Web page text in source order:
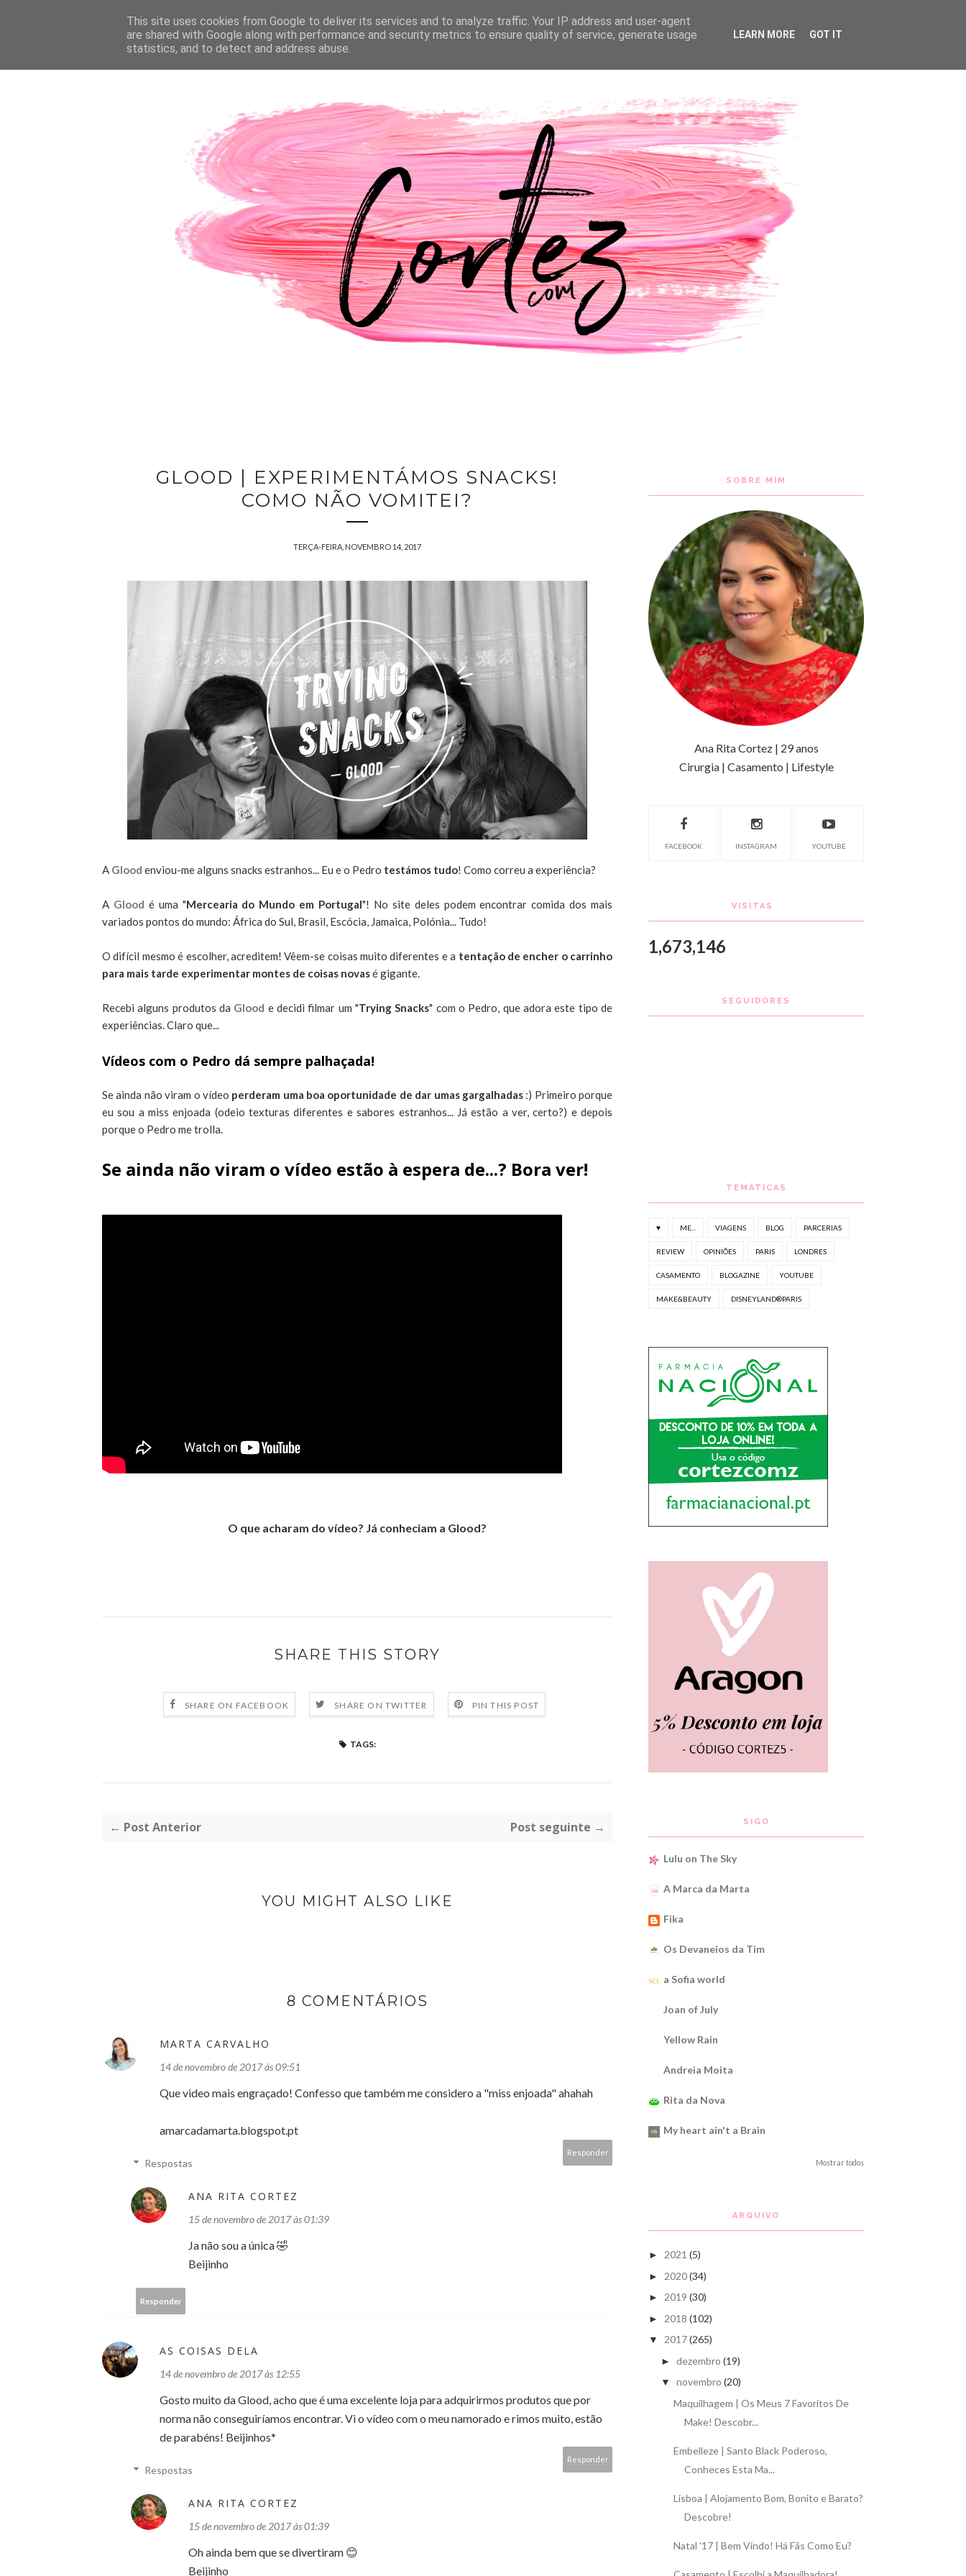
PÁGINA INICIAL SOBRE A AUTORA CONTACTOS PASSATEMPOS CASAMENTO
GLOOD | EXPERIMENTÁMOS SNACKS!
COMO NÃO VOMITEI?
TERÇA-FEIRA, NOVEMBRO 14, 2017
A Glood enviou-me alguns snacks estranhos... Eu e o Pedro testámos tudo! Como correu a experiência?
A Glood é uma "Mercearia do Mundo em Portugal"! No site deles podem encontrar comida dos mais
variados pontos do mundo: África do Sul, Brasil, Escócia, Jamaica, Polónia... Tudo!
O difícil mesmo é escolher, acreditem! Vêem-se coisas muito diferentes e a tentação de encher o carrinho
para mais tarde experimentar montes de coisas novasé gigante.
Recebi alguns produtos da Glood e decidi filmar um "Trying Snacks" com o Pedro, que adora este tipo de
experiências. Claro que...
Vídeos com o Pedro dá sempre palhaçada!
Se ainda não viram o vídeo perderam uma boa oportunidade de dar umas gargalhadas:) Primeiro porque
eu sou a miss enjoada (odeio texturas diferentes e sabores estranhos... Já estão a ver, certo?) e depois
porque o Pedro me trolla.
Se ainda não viram o vídeo estão à espera de...? Bora ver!
O que acharam do vídeo? Já conheciam a Glood?
SHARE THIS STORY
SHARE ON FACEBOOK SHARE ON TWITTER PIN THIS POST
TAGS:
← Post Anterior Post seguinte →
YOU MIGHT ALSO LIKE
8 COMENTÁRIOS
MARTA CARVALHO
14 de novembro de 2017 às 09:51
Que video mais engraçado! Confesso que também me considero a "miss enjoada" ahahah
amarcadamarta.blogspot.pt
Responder
Respostas
ANA RITA CORTEZ
15 de novembro de 2017 às 01:39
Ja não sou a única 🤣
Beijinho
Responder
AS COISAS DELA
14 de novembro de 2017 às 12:55
Gosto muito da Glood, acho que é uma excelente loja para adquirirmos produtos que por
norma não conseguiríamos encontrar. Vi o vídeo com o meu namorado e rimos muito, estão
de parabéns! Beijinhos*
Responder
Respostas
ANA RITA CORTEZ
15 de novembro de 2017 às 01:39
Oh ainda bem que se divertiram 😊
Beijinho
SOBRE MIM
Ana Rita Cortez | 29 anos
Cirurgia | Casamento | Lifestyle
FACEBOOK INSTAGRAM YOUTUBE
VISITAS
1,673,146
SEGUIDORES
TEMÁTICAS
♥ ME... VIAGENS BLOG PARCERIAS
REVIEW OPINIÕES PARIS LONDRES
CASAMENTO BLOGAZINE YOUTUBE
MAKE&BEAUTY DISNEYLAND®PARIS
SIGO
Lulu on The Sky
A Marca da Marta
Fika
Os Devaneios da Tim
a Sofia world
Joan of July
Yellow Rain
Andreia Moita
Rita da Nova
My heart ain't a Brain
Mostrar todos
ARQUIVO
► 2021 (5)
► 2020(34)
► 2019 (30)
► 2018 (102)
▼ 2017(265)
► dezembro (19)
▼ novembro (20)
Maquilhagem | Os Meus 7 Favoritos De
Make! Descobr...
Embelleze | Santo Black Poderoso,
Conheces Esta Ma...
Lisboa | Alojamento Bom, Bonito e Barato?
Descobre!
Natal '17 | Bem Vindo! Há Fãs Como Eu?
This site uses cookies from Google to deliver its services and to analyze traffic. Your IP address and user-agent
are shared with Google along with performance and security metrics to ensure quality of service, generate usage
statistics, and to detect and address abuse.
LEARN MORE GOT IT